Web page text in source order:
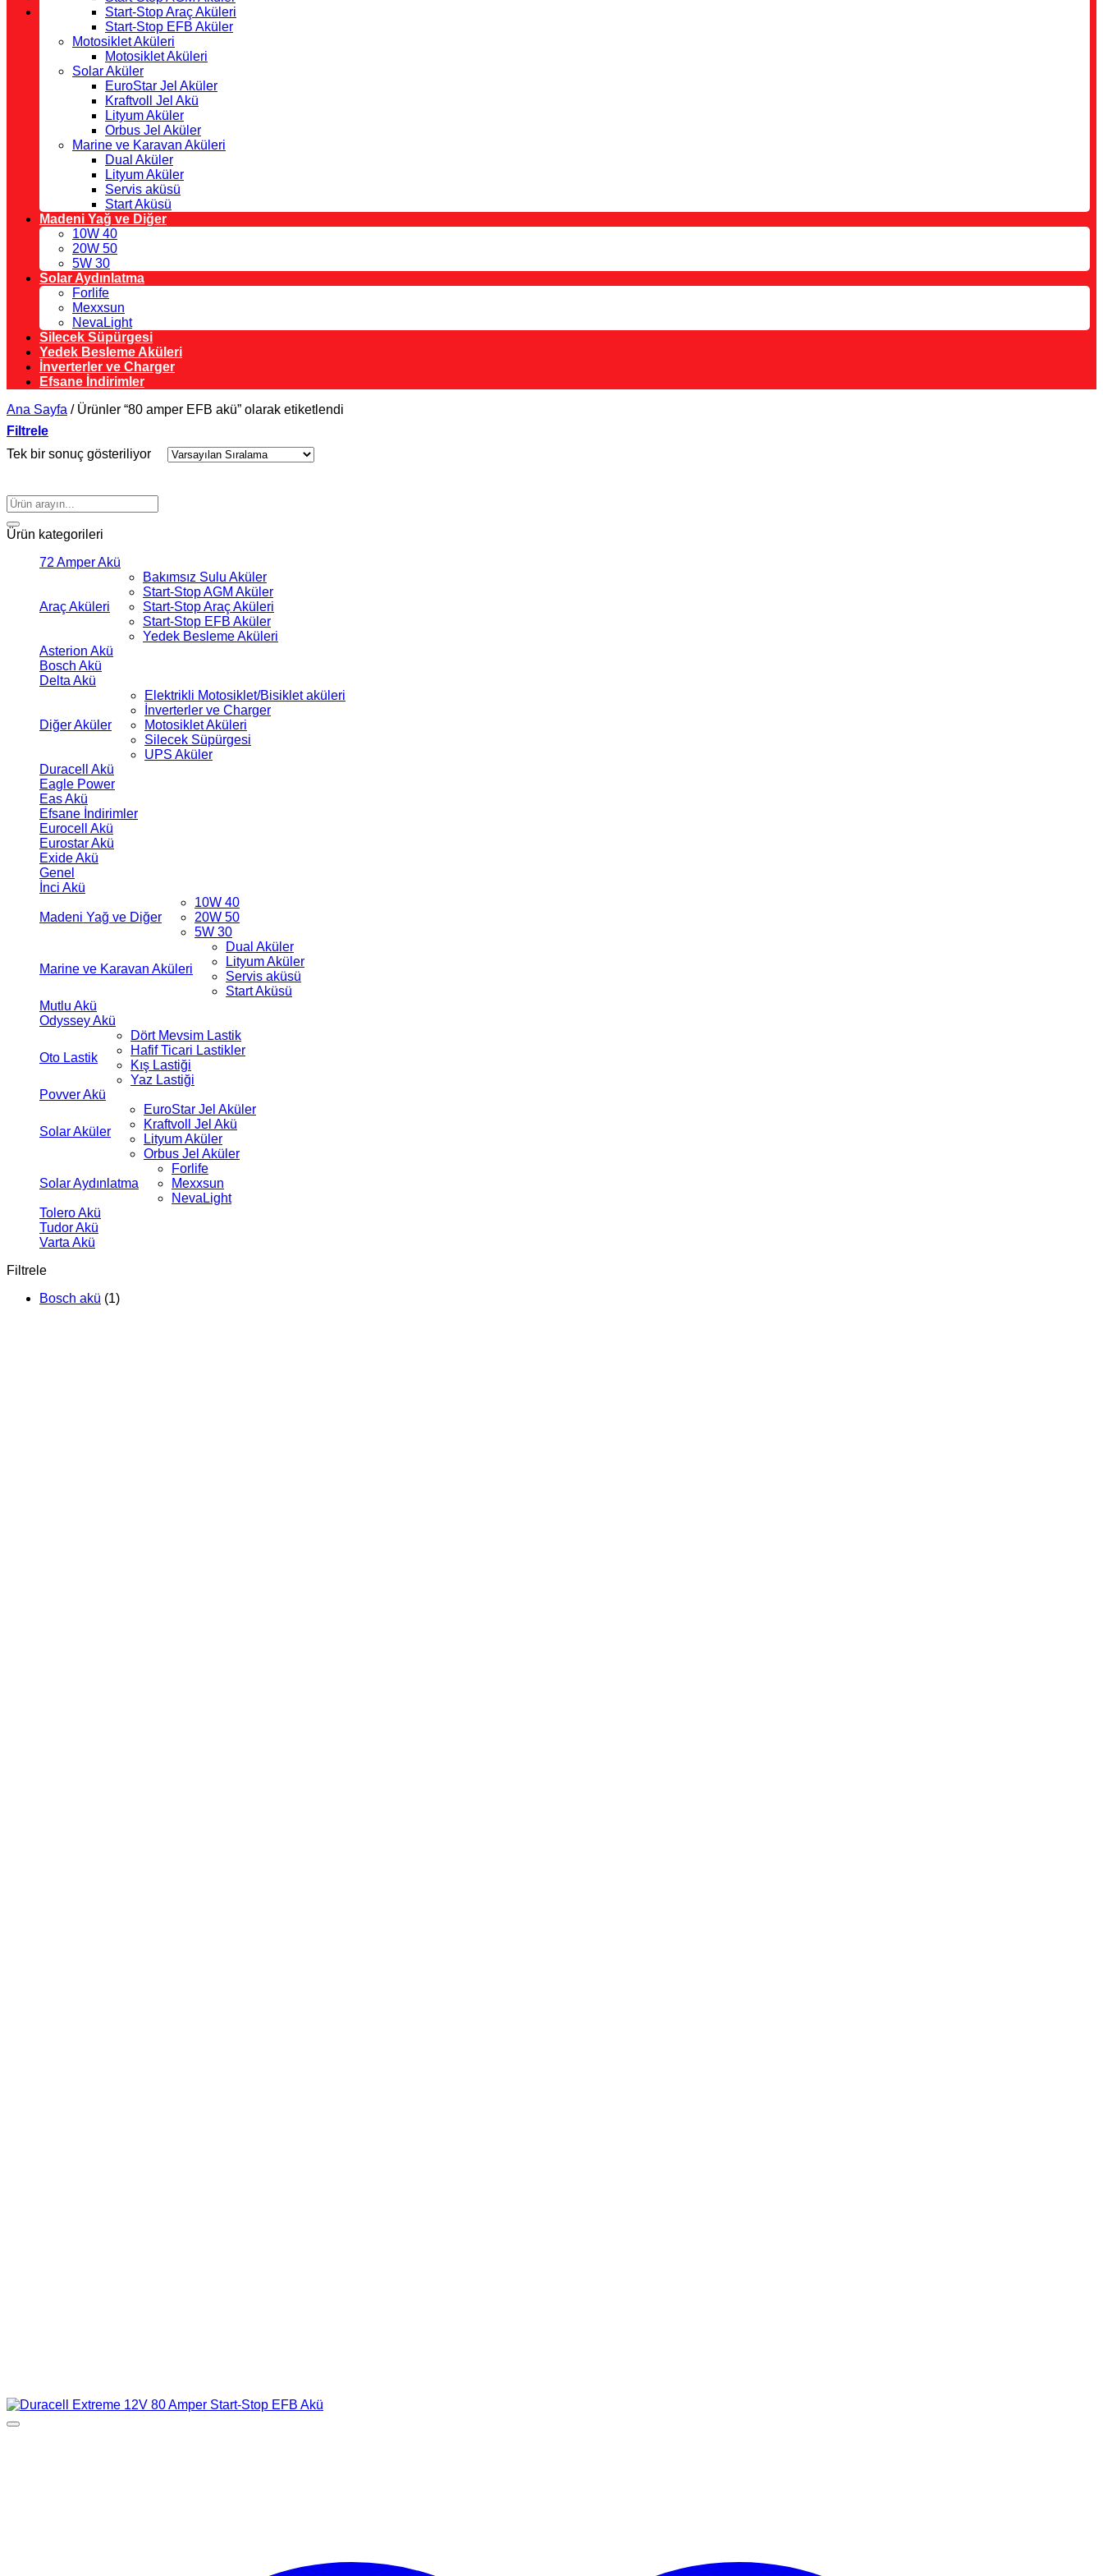
Start-Stop Araç Aküleri
Start-Stop EFB Aküler
Motosiklet Aküleri
Motosiklet Aküleri
Solar Aküler
EuroStar Jel Aküler
Kraftvoll Jel Akü
Lityum Aküler
Orbus Jel Aküler
Marine ve Karavan Aküleri
Dual Aküler
Lityum Aküler
Servis aküsü
Start Aküsü
Madeni Yağ ve Diğer
10W 40
20W 50
5W 30
Solar Aydınlatma
Forlife
Mexxsun
NevaLight
Silecek Süpürgesi
Yedek Besleme Aküleri
İnverterler ve Charger
Efsane İndirimler
Ana Sayfa /Ürünler “80 amper EFB akü” olarak etiketlendi
Filtrele
Tek bir sonuç gösteriliyor
Ara:
Ürün kategorileri
72 Amper Akü
Araç Aküleri
Bakımsız Sulu Aküler
Start-Stop AGM Aküler
Start-Stop Araç Aküleri
Start-Stop EFB Aküler
Yedek Besleme Aküleri
Asterion Akü
Bosch Akü
Delta Akü
Diğer Aküler
Elektrikli Motosiklet/Bisiklet aküleri
İnverterler ve Charger
Motosiklet Aküleri
Silecek Süpürgesi
UPS Aküler
Duracell Akü
Eagle Power
Eas Akü
Efsane İndirimler
Eurocell Akü
Eurostar Akü
Exide Akü
Genel
İnci Akü
Madeni Yağ ve Diğer
10W 40
20W 50
5W 30
Marine ve Karavan Aküleri
Dual Aküler
Lityum Aküler
Servis aküsü
Start Aküsü
Mutlu Akü
Odyssey Akü
Oto Lastik
Dört Mevsim Lastik
Hafif Ticari Lastikler
Kış Lastiği
Yaz Lastiği
Povver Akü
Solar Aküler
EuroStar Jel Aküler
Kraftvoll Jel Akü
Lityum Aküler
Orbus Jel Aküler
Solar Aydınlatma
Forlife
Mexxsun
NevaLight
Tolero Akü
Tudor Akü
Varta Akü
Filtrele
Bosch akü (1)